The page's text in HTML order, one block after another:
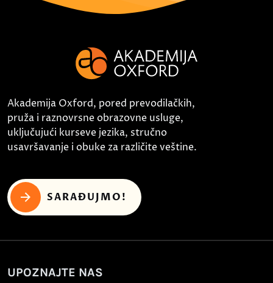
Akademija Oxford, pored prevodilačkih,
pruža i raznovrsne obrazovne usluge,
uključujući kurseve jezika, stručno
usavršavanje i obuke za različite veštine.
SARAĐUJMO!
UPOZNAJTE NAS